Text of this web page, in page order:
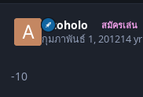
alcoholo สมัครเล่น
กุมภาพันธ์ 1, 201214 yr
-10